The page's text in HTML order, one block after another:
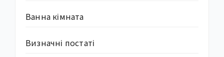
Ванна кімната
Визначні постаті